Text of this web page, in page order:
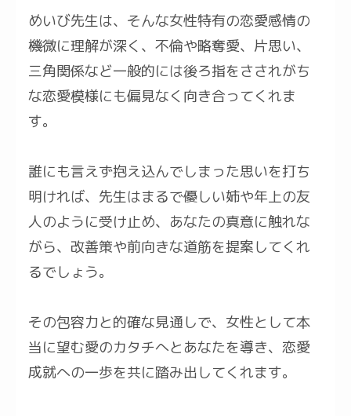
めいび先生は、そんな女性特有の恋愛感情の
機微に理解が深く、不倫や略奪愛、片思い、
三角関係など一般的には後ろ指をさされがち
な恋愛模様にも偏見なく向き合ってくれま
す。
誰にも言えず抱え込んでしまった思いを打ち
明ければ、先生はまるで優しい姉や年上の友
人のように受け止め、あなたの真意に触れな
がら、改善策や前向きな道筋を提案してくれ
るでしょう。
その包容力と的確な見通しで、女性として本
当に望む愛のカタチへとあなたを導き、恋愛
成就への一歩を共に踏み出してくれます。